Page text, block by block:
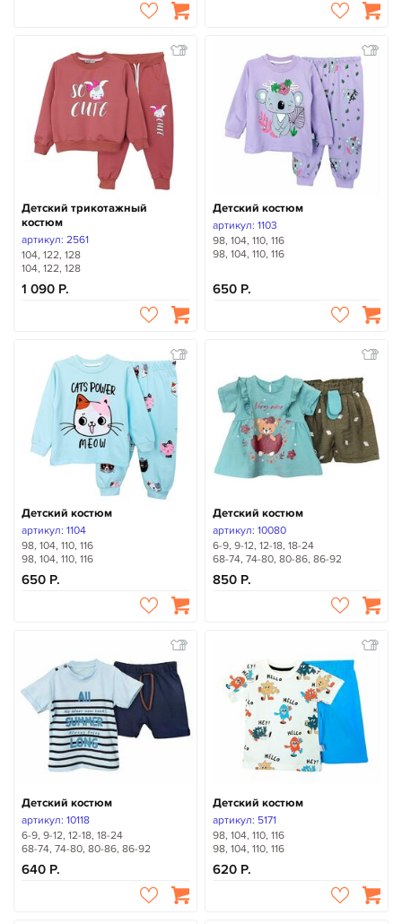
Детский трикотажный
костюм
артикул: 2561
104, 122, 128
104, 122, 128
1 090
Детский костюм
артикул: 1103
98, 104, 110, 116
98, 104, 110, 116
650
Детский костюм
артикул: 1104
98, 104, 110, 116
98, 104, 110, 116
650
Детский костюм
артикул: 10080
6-9, 9-12, 12-18, 18-24
68-74, 74-80, 80-86, 86-92
850
Детский костюм
артикул: 10118
6-9, 9-12, 12-18, 18-24
68-74, 74-80, 80-86, 86-92
640
Детский костюм
артикул: 5171
98, 104, 110, 116
98, 104, 110, 116
620